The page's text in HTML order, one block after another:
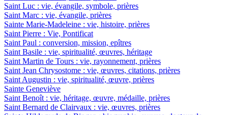
Saint Luc : vie, évangile, symbole, prières
Saint Marc : vie, évangile, prières
Sainte Marie-Madeleine : vie, histoire, prières
Saint Pierre : Vie, Pontificat
Saint Paul : conversion, mission, epîtres
Saint Basile : vie, spiritualité, œuvres, héritage
Saint Martin de Tours : vie, rayonnement, prières
Saint Jean Chrysostome : vie, œuvres, citations, prières
Saint Augustin : vie, spiritualité, œuvre, prières
Sainte Geneviève
Saint Benoît : vie, héritage, œuvre, médaille, prières
Saint Bernard de Clairvaux : vie, œuvres, prières